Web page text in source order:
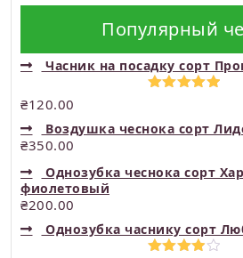
Популярный
Часник на посадку сорт
₴120.00
Воздушка чеснока сорт
₴350.00
Однозубка чеснока сорт
фиолетовый
₴200.00
Однозубка часнику сорт